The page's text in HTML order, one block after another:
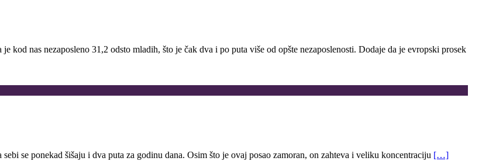
kod nas nezaposleno 31,2 odsto mladih, što je čak dva i po puta više od opšte nezaposlenosti. Dodaje da je evropski prosek
se ponekad šišaju i dva puta za godinu dana. Osim što je ovaj posao zamoran, on zahteva i veliku koncentraciju […]